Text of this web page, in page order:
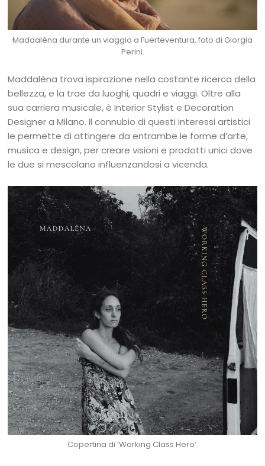
Maddalèna durante un viaggio a Fuerteventura, foto di Giorgia
Perini.
Maddalèna trova ispirazione nella costante ricerca della
bellezza, e la trae da luoghi, quadri e viaggi. Oltre alla
sua carriera musicale, è Interior Stylist e Decoration
Designer a Milano. Il connubio di questi interessi artistici
le permette di attingere da entrambe le forme d’arte,
musica e design, per creare visioni e prodotti unici dove
le due si mescolano influenzandosi a vicenda.
Copertina di ‘Working Class Hero’.